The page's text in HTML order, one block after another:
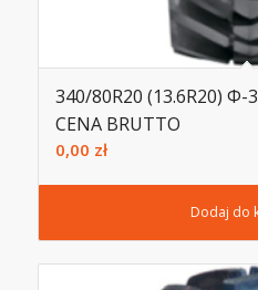
340/80R20 (13.6R20) Ф-
CENA BRUTTO
0,00 zł
Dodaj do